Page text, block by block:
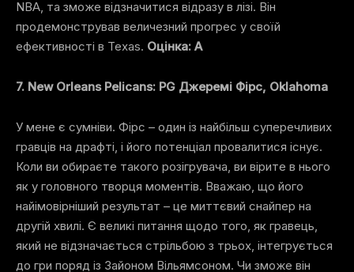
NBA, та зможе відзначитися відразу в лізі. Він
продемонстрував величезний прогрес у своїй
ефективності в Texas. Оцінка: A
7. New Orleans Pelicans: PG Джеремі Фірс, Oklahoma
У мене є сумніви. Фірс – один із найбільш суперечливих
гравців на драфті, і його потенціал провалитися існує.
Коли ви обираєте такого розігрувача, ви вірите в нього
як у головного творця моментів. Вважаю, що його
найімовірніший результат – це миттєвий снайпер на
другій хвилі. Є великі питання щодо того, як гравець,
який не відзначається стрільбою з трьох, інтегрується
до гри поряд із Зайоном Вільямсоном. Чи зможе він